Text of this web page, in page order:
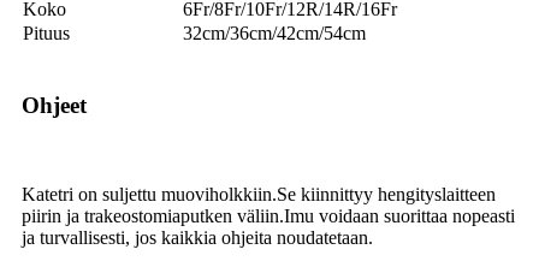
Koko
6Fr/8Fr/10Fr/12R/14R/16Fr
Pituus
32cm/36cm/42cm/54cm
Ohjeet
Katetri on suljettu muoviholkkiin.Se kiinnittyy hengityslaitteen
piirin ja trakeostomiaputken väliin.Imu voidaan suorittaa nopeasti
ja turvallisesti, jos kaikkia ohjeita noudatetaan.